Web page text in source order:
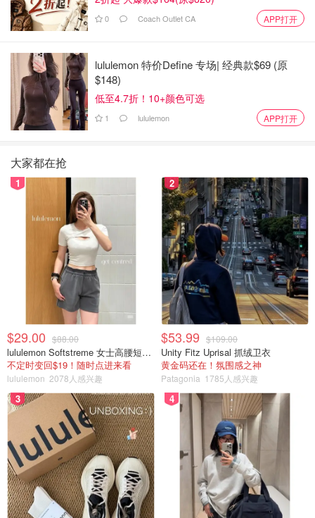
0 Coach Outlet CA APP打开
lululemon 特价Define 专场| 经典款$69 (原
$148)
低至4.7折！10+颜色可选
1 lululemon APP打开
大家都在抢
1
$29.00 $88.00
lululemon Softstreme 女士高腰短裤 10cm
不定时变回$19！随时点进来看
lululemon 2078人感兴趣
2
$53.99 $109.00
Unity Fitz Uprisal 抓绒卫衣
黄金码还在！氛围感之神
Patagonia 1785人感兴趣
3 4